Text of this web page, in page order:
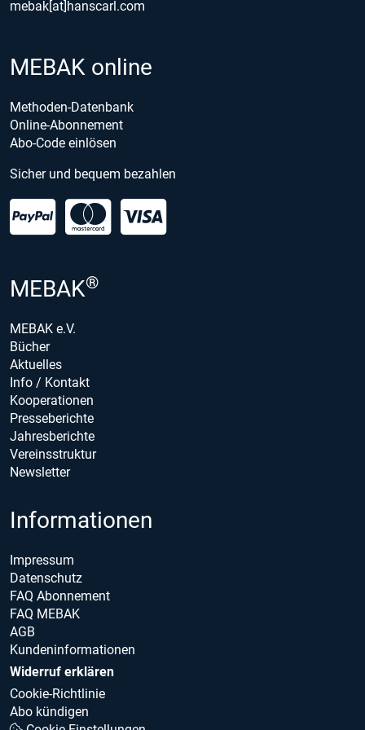
mebak[at]hanscarl.com
MEBAK online
Methoden-Datenbank
Online-Abonnement
Abo-Code einlösen
Sicher und bequem bezahlen
MEBAK®
MEBAK e.V.
Bücher
Aktuelles
Info / Kontakt
Kooperationen
Presseberichte
Jahresberichte
Vereinsstruktur
Newsletter
Informationen
Impressum
Datenschutz
FAQ Abonnement
FAQ MEBAK
AGB
Kundeninformationen
Widerruf erklären
Cookie-Richtlinie
Abo kündigen